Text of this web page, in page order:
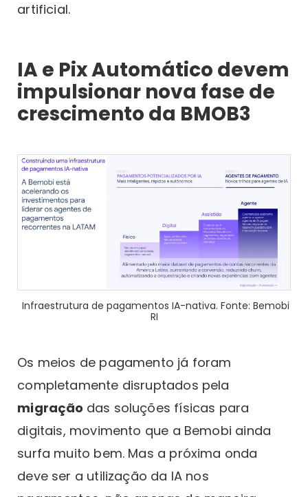
artificial.
IA e Pix Automático devem
impulsionar nova fase de
crescimento da BMOB3
Infraestrutura de pagamentos IA-nativa. Fonte: Bemobi
RI
Os meios de pagamento já foram
completamente disruptados pela
migração das soluções físicas para
digitais, movimento que a Bemobi ainda
surfa muito bem. Mas a próxima onda
deve ser a utilização da IA nos